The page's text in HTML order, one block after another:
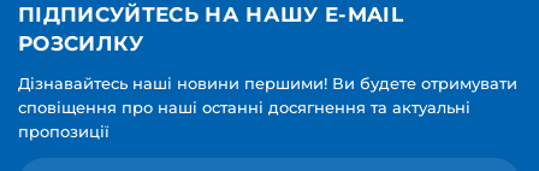
ПІДПИСУЙТЕСЬ НА НАШУ E-MAIL
РОЗСИЛКУ
Дізнавайтесь наші новини першими! Ви будете отримувати
сповіщення про наші останні досягнення та актуальні
пропозиції